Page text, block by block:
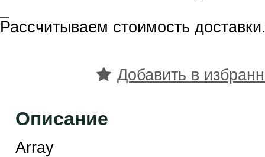
Рассчитываем стоимость
Добавить в
Описание
Array